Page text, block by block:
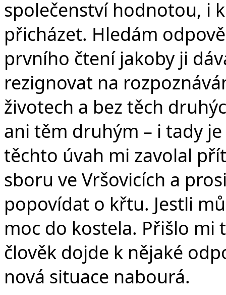
společenství hodnotou, i
přicházet. Hledám
prvního čtení jakoby ji
rezignovat na
životech a bez těch
ani těm druhým – i tady
těchto úvah mi zavolal
sboru ve Vršovicích a
popovídat o křtu. Jestli
moc do kostela. Přišlo mi
člověk dojde k nějaké
nová situace nabourá.